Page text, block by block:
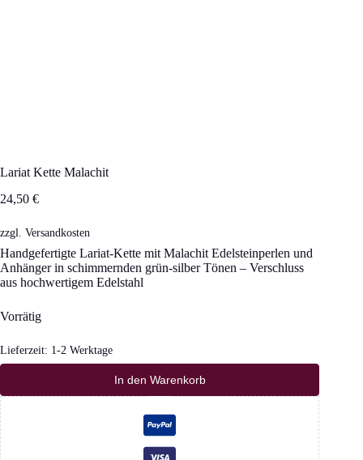
Lariat Kette Malachit
24,50 €
zzgl. Versandkosten
Handgefertigte Lariat-Kette mit Malachit Edelsteinperlen und
Anhänger in schimmernden grün-silber Tönen – Verschluss
aus hochwertigem Edelstahl
Vorrätig
Lieferzeit: 1-2 Werktage
In den Warenkorb